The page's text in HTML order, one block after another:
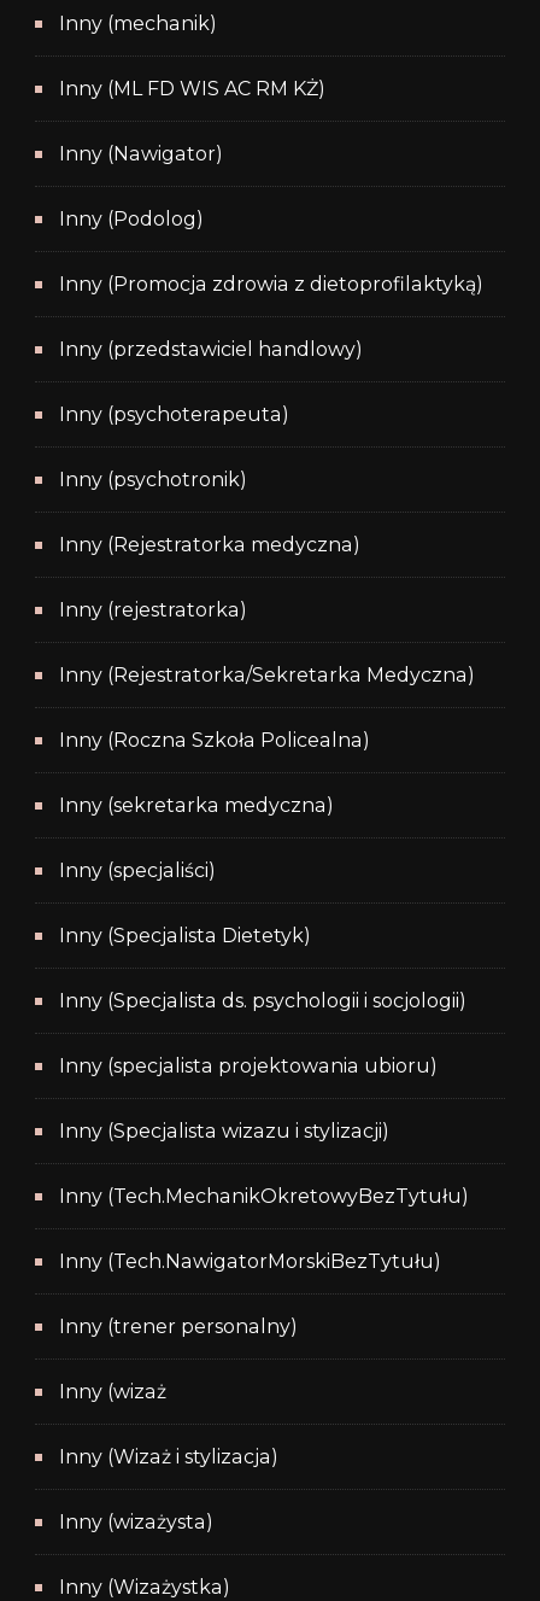
Inny (mechanik)
Inny (ML FD WIS AC RM KŻ)
Inny (Nawigator)
Inny (Podolog)
Inny (Promocja zdrowia z dietoprofilaktyką)
Inny (przedstawiciel handlowy)
Inny (psychoterapeuta)
Inny (psychotronik)
Inny (Rejestratorka medyczna)
Inny (rejestratorka)
Inny (Rejestratorka/Sekretarka Medyczna)
Inny (Roczna Szkoła Policealna)
Inny (sekretarka medyczna)
Inny (specjaliści)
Inny (Specjalista Dietetyk)
Inny (Specjalista ds. psychologii i socjologii)
Inny (specjalista projektowania ubioru)
Inny (Specjalista wizazu i stylizacji)
Inny (Tech.MechanikOkretowyBezTytułu)
Inny (Tech.NawigatorMorskiBezTytułu)
Inny (trener personalny)
Inny (wizaż
Inny (Wizaż i stylizacja)
Inny (wizażysta)
Inny (Wizażystka)